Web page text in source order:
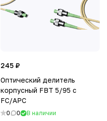
245 ₽
Оптический делитель
корпусный FBT 5/95 с
FC/APC
0 0 В наличии